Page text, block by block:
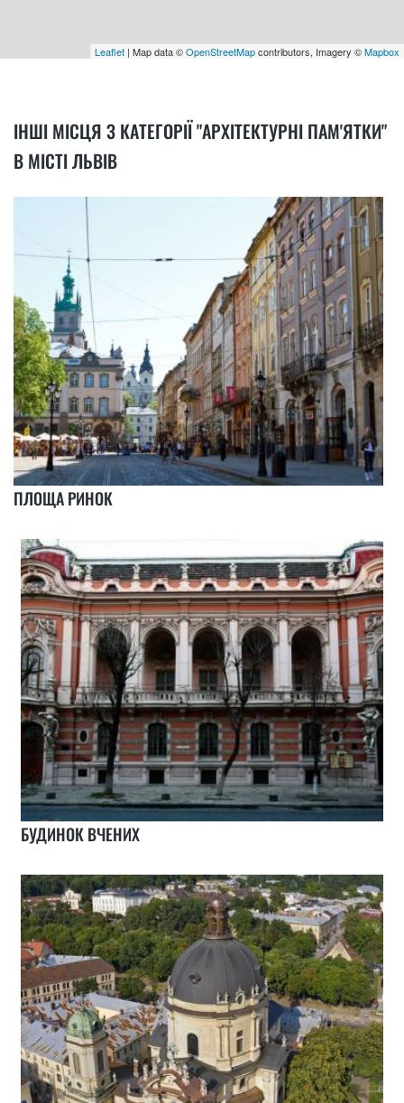
Leaflet | Map data ©OpenStreetMapcontributors, Imagery ©Mapbox
ІНШІ МІСЦЯ З КАТЕГОРІЇ "АРХІТЕКТУРНІ ПАМ'ЯТКИ"
В МІСТІ ЛЬВІВ
ПЛОЩА РИНОК
БУДИНОК ВЧЕНИХ